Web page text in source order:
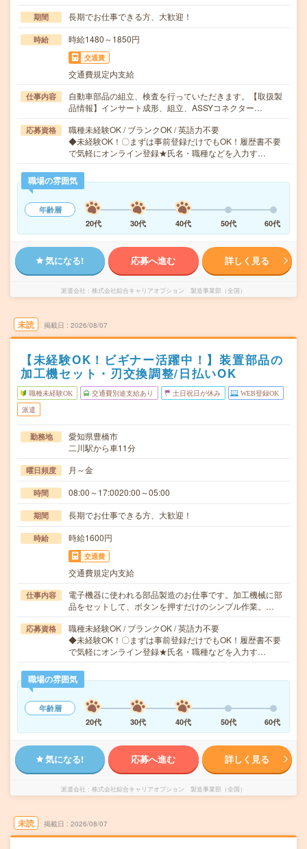
期間 長期でお仕事できる方、大歓迎！
時給 時給1480～1850円
交通費
交通費規定内支給
仕事内容
自動車部品の組立、検査を行っていただきます。【取扱製
品情報】インサート成形、組立、ASSYコネクター…
応募資格
職種未経験OK / ブランクOK / 英語力不要
◆未経験OK！〇まずは事前登録だけでもOK！履歴書不要
で気軽にオンライン登録★氏名・職種などを入力す…
職場の雰囲気
年齢層
20代
30代 40代 50代 60代
気になる! 応募へ進む 詳しく見る
派遣会社 株式会社綜合キャリアオプション 製造事業部（全国）
未読 掲載日 2026/08/07
【未経験OK！ビギナー活躍中！】装置部品の
加工機セット・刃交換調整/日払いOK
職種未経験OK 交通費別途支給あり 土日祝日が休み WEB登録OK
派遣
勤務地
愛知県豊橋市
二川駅から車11分
曜日頻度 月～金
時間 08:00～17:0020:00～05:00
期間 長期でお仕事できる方、大歓迎！
時給 時給1600円
交通費
交通費規定内支給
仕事内容
電子機器に使われる部品製造のお仕事です。加工機械に部
品をセットして、ボタンを押すだけのシンプル作業。…
応募資格
職種未経験OK / ブランクOK / 英語力不要
◆未経験OK！〇まずは事前登録だけでもOK！履歴書不要
で気軽にオンライン登録★氏名・職種などを入力す…
職場の雰囲気
年齢層
20代
30代 40代 50代 60代
気になる! 応募へ進む 詳しく見る
派遣会社 株式会社綜合キャリアオプション 製造事業部（全国）
未読 掲載日 2026/08/07